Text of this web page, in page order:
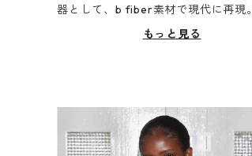
器として、b fiber素材で現代に再現。
もっと見る